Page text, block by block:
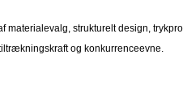
strukturelt design,
og konkurrenceevne.